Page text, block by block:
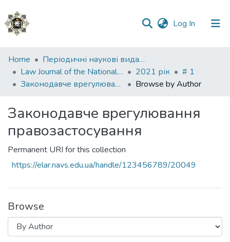
Log In (current)
Communities
&
Collections
Home
Періодичні наукові видання НАВС
Law Journal of the National Academy of Internal Affairs
2021 рік
# 1
Законодавче врегулювання правозастосування
Browse by Author
Законодавче врегулювання
правозастосування
Permanent URI for this collection
https://elar.navs.edu.ua/handle/123456789/20049
Browse